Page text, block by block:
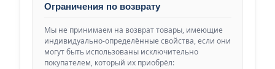
Ограничения по возврату
Мы не принимаем на возврат товары, имеющие
индивидуально-определённые свойства, если они
могут быть использованы исключительно
покупателем, который их приобрёл: